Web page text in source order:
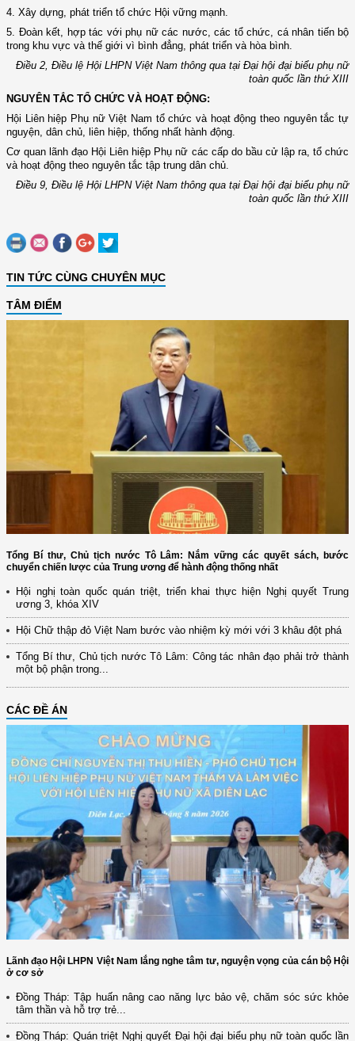
4. Xây dựng, phát triển tổ chức Hội vững mạnh.
5. Đoàn kết, hợp tác với phụ nữ các nước, các tổ chức, cá nhân tiến bộ
trong khu vực và thế giới vì bình đẳng, phát triển và hòa bình.
Điều 2, Điều lệ Hội LHPN Việt Nam thông qua tại Đại hội đại biểu phụ nữ
toàn quốc lần thứ XIII
NGUYÊN TẮC TỔ CHỨC VÀ HOẠT ĐỘNG:
Hội Liên hiệp Phụ nữ Việt Nam tổ chức và hoạt động theo nguyên tắc tự
nguyện, dân chủ, liên hiệp, thống nhất hành động.
Cơ quan lãnh đạo Hội Liên hiệp Phụ nữ các cấp do bầu cử lập ra, tổ chức
và hoạt động theo nguyên tắc tập trung dân chủ.
Điều 9, Điều lệ Hội LHPN Việt Nam thông qua tại Đại hội đại biểu phụ nữ
toàn quốc lần thứ XIII
TIN TỨC CÙNG CHUYÊN MỤC
TÂM ĐIỂM
Tổng Bí thư, Chủ tịch nước Tô Lâm: Nắm vững các quyết sách, bước
chuyển chiến lược của Trung ương để hành động thống nhất
Hội nghị toàn quốc quán triệt, triển khai thực hiện Nghị quyết Trung
ương 3, khóa XIV
Hội Chữ thập đỏ Việt Nam bước vào nhiệm kỳ mới với 3 khâu đột phá
Tổng Bí thư, Chủ tịch nước Tô Lâm: Công tác nhân đạo phải trở thành
một bộ phận trong...
CÁC ĐỀ ÁN
Lãnh đạo Hội LHPN Việt Nam lắng nghe tâm tư, nguyện vọng của cán bộ Hội
ở cơ sở
Đồng Tháp: Tập huấn nâng cao năng lực bảo vệ, chăm sóc sức khỏe
tâm thần và hỗ trợ trẻ...
Đồng Tháp: Quán triệt Nghị quyết Đại hội đại biểu phụ nữ toàn quốc lần